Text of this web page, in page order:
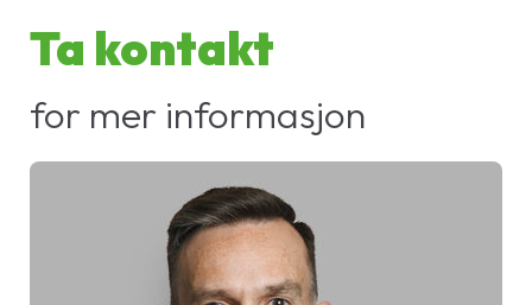
Ta kontakt
for mer informasjon